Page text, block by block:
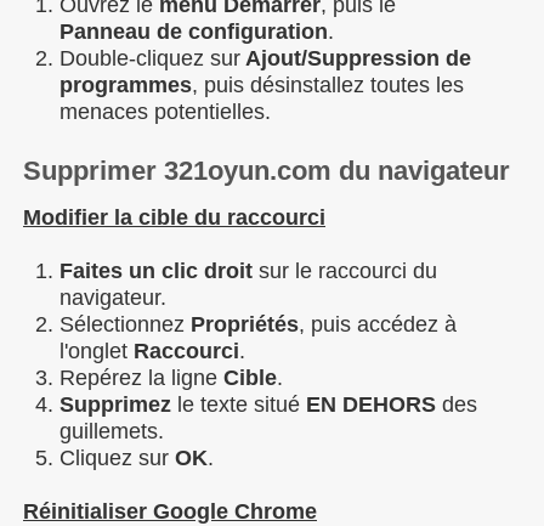
Ouvrez le menu Démarrer, puis le
Panneau de configuration.
Double-cliquez sur Ajout/Suppression de
programmes, puis désinstallez toutes les
menaces potentielles.
Supprimer 321oyun.com du navigateur
Modifier la cible du raccourci
Faites un clic droit sur le raccourci du
navigateur.
Sélectionnez Propriétés, puis accédez à
l'onglet Raccourci.
Repérez la ligne Cible.
Supprimez le texte situé EN DEHORS des
guillemets.
Cliquez sur OK.
Réinitialiser Google Chrome